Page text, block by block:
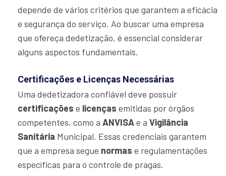
depende de vários critérios que garantem a eficácia
e segurança do serviço. Ao buscar uma empresa
que ofereça dedetização, é essencial considerar
alguns aspectos fundamentais.
Certificações e Licenças Necessárias
Uma dedetizadora confiável deve possuir
certificações e licenças emitidas por órgãos
competentes, como a ANVISAe a Vigilância
Sanitária Municipal. Essas credenciais garantem
que a empresa segue normas e regulamentações
específicas para o controle de pragas.